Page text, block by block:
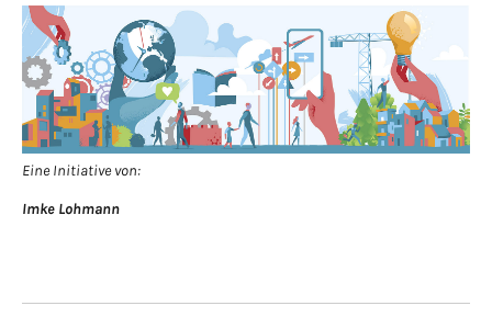
Eine Initiative von:
Imke Lohmann